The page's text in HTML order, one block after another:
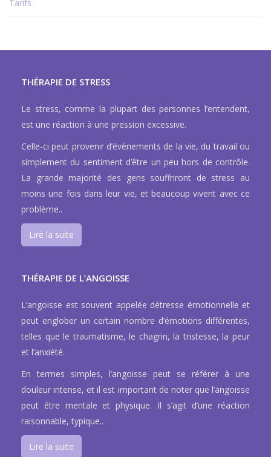
Tarifs
THÉRAPIE DE STRESS
Le stress, comme la plupart des personnes l’entendent,
est une réaction à une pression excessive.
Celle-ci peut provenir d’événements de la vie, du travail ou
simplement du sentiment d’être un peu hors de contrôle.
La grande majorité des gens souffriront de stress au
moins une fois dans leur vie, et beaucoup vivent avec ce
problème..
Lire la suite
THÉRAPIE DE L’ANGOISSE
L’angoisse est souvent appelée détresse émotionnelle et
peut englober un certain nombre d’émotions différentes,
telles que le traumatisme, le chagrin, la tristesse, la peur
et l’anxiété.
En termes simples, l’angoisse peut se référer à une
douleur intense, et il est important de noter que l’angoisse
peut être mentale et physique. Il s’agit d’une réaction
raisonnable, typique..
Lire la suite